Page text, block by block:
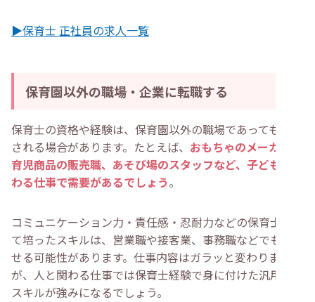
▶保育士 正社員の求人一覧
保育園以外の職場・企業に転職する
保育士の資格や経験は、保育園以外の職場であっても評価
される場合があります。たとえば、 おもちゃのメーカーや
育児商品の販売職、あそび場のスタッフなど、子どもに関
わる仕事で需要があるでしょう。
コミュニケーション力・責任感・忍耐力などの保育士とし
て培ったスキルは、営業職や接客業、事務職などでも活か
せる可能性があります。仕事内容はガラッと変わります
が、人と関わる仕事では保育士経験で身に付けた汎用的な
スキルが強みになるでしょう。